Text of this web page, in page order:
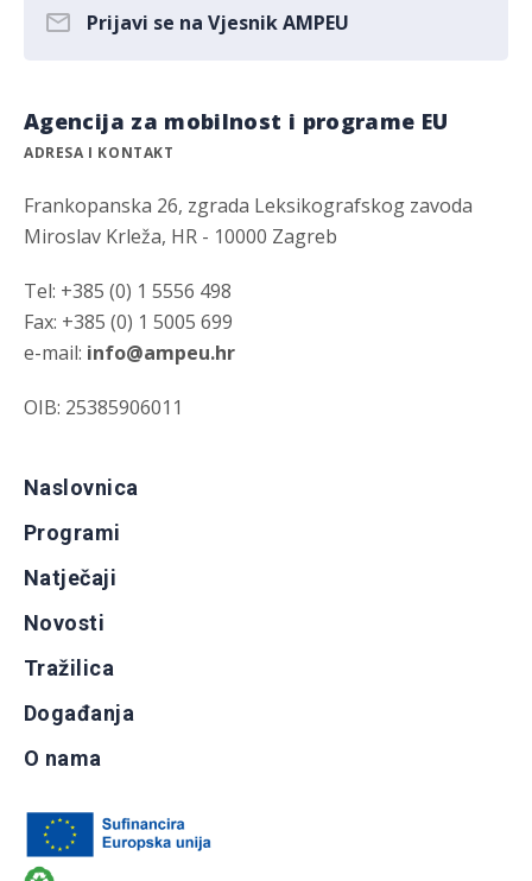
Prijavi se na Vjesnik AMPEU
Agencija za mobilnost i programe EU
ADRESA I KONTAKT
Frankopanska 26, zgrada Leksikografskog zavoda
Miroslav Krleža, HR - 10000 Zagreb
Tel: +385 (0) 1 5556 498
Fax: +385 (0) 1 5005 699
e-mail: info@ampeu.hr
OIB: 25385906011
Naslovnica
Programi
Natječaji
Novosti
Tražilica
Događanja
O nama